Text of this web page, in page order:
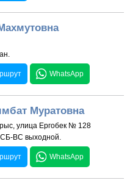
WhatsApp
Муратовна
улица Ергобек № 128
ВС выходной.
WhatsApp